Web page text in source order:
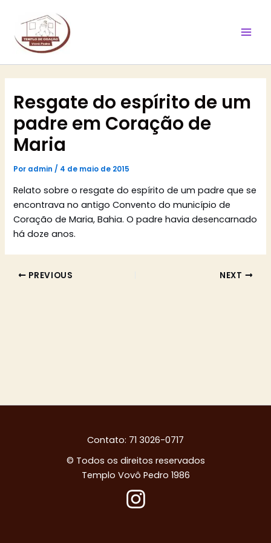
conteúdo
Resgate do espírito de um
padre em Coração de
Maria
Por admin / 4 de maio de 2015
Relato sobre o resgate do espírito de um padre que se
encontrava no antigo Convento do município de
Coração de Maria, Bahia. O padre havia desencarnado
há doze anos.
PREVIOUS NEXT
Contato: 71 3026-0717
© Todos os direitos reservados
Templo Vovô Pedro 1986